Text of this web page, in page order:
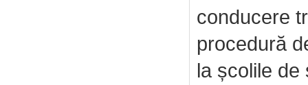
conducere
procedură
la școlile de